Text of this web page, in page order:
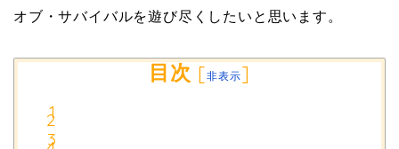
オブ・サバイバルを遊び尽くしたいと思います。
目次 [非表示]